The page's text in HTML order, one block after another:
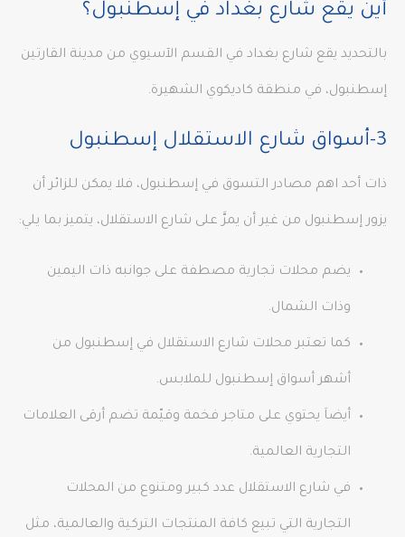
أين يقع شارع بغداد في إسطنبول؟
بالتحديد يقع شارع بغداد في القسم الآسيوي من مدينة القارتين
إسطنبول، في منطقة كاديكوي الشهيرة.
3-أسواق شارع الاستقلال إسطنبول
ذات أحد اهم مصادر التسوق في إسطنبول، فلا يمكن للزائر أن
يزور إسطنبول من غير أن يمرَّ على شارع الاستقلال، يتميز بما يلي:
يضم محلات تجارية مصطفة على جوانبه ذات اليمين
وذات الشمال.
كما تعتبر محلات شارع الاستقلال في إسطنبول من
أشهر أسواق إسطنبول للملابس.
أيضاَ يحتوي على متاجر فخمة وقيّمة تضم أرقى العلامات
التجارية العالمية.
في شارع الاستقلال عدد كبير ومتنوع من المحلات
التجارية التي تبيع كافة المنتجات التركية والعالمية، مثل